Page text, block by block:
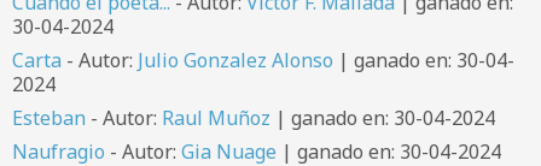
30-04-2024
Carta - Autor: Julio Gonzalez Alonso | ganado en: 30-04-
2024
Esteban - Autor: Raul Muñoz | ganado en: 30-04-2024
Naufragio - Autor: Gia Nuage | ganado en: 30-04-2024